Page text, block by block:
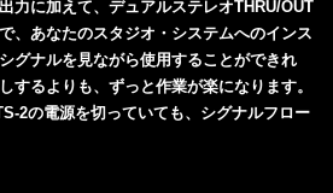
力に加えて、デュアルステレオTHRU/OUT
、あなたのスタジオ・システムへのインス
グナルを見ながら使用することができれ
するよりも、ずっと作業が楽になります。
2の電源を切っていても、シグナルフロー